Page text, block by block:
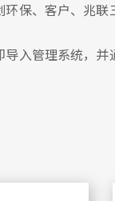
保、客户、兆联
入管理系统，